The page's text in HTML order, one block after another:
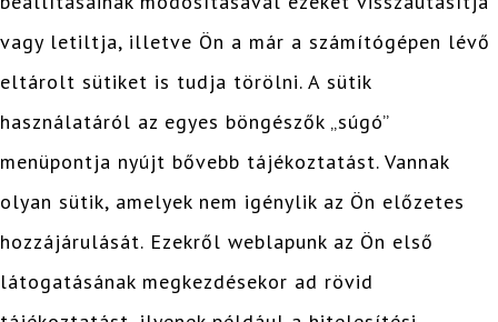
vagy letiltja, illetve Ön a már a számítógépen lévő
eltárolt sütiket is tudja törölni. A sütik
használatáról az egyes böngészők „súgó”
menüpontja nyújt bővebb tájékoztatást. Vannak
olyan sütik, amelyek nem igénylik az Ön előzetes
hozzájárulását. Ezekről weblapunk az Ön első
látogatásának megkezdésekor ad rövid